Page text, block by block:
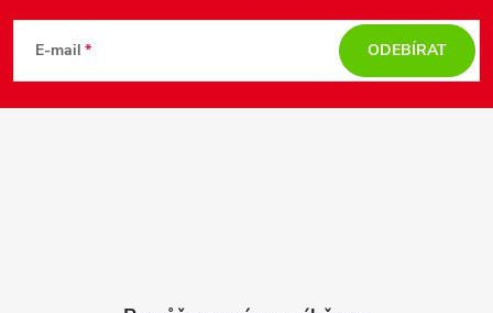
ý
p
i
p
E-mail ODEBÍRAT